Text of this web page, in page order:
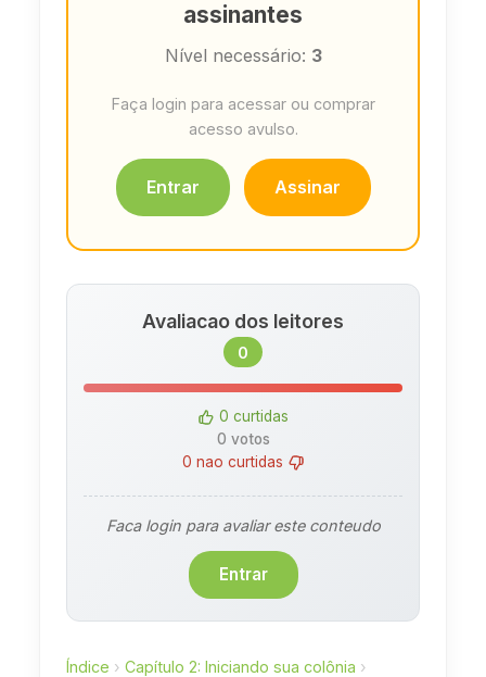
assinantes
Nível necessário: 3
Faça login para acessar ou comprar
acesso avulso.
Entrar Assinar
Avaliacao dos leitores
0
0 curtidas
0 votos
0 nao curtidas
Faca login para avaliar este conteudo
Entrar
Índice › Capítulo 2: Iniciando sua colônia ›